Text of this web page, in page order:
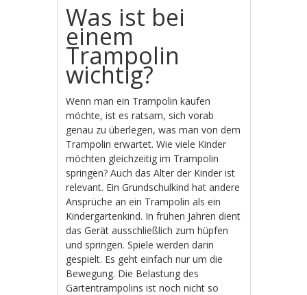
Was ist bei
einem
Trampolin
wichtig?
Wenn man ein Trampolin kaufen
möchte, ist es ratsam, sich vorab
genau zu überlegen, was man von dem
Trampolin erwartet. Wie viele Kinder
möchten gleichzeitig im Trampolin
springen? Auch das Alter der Kinder ist
relevant. Ein Grundschulkind hat andere
Ansprüche an ein Trampolin als ein
Kindergartenkind. In frühen Jahren dient
das Gerät ausschließlich zum hüpfen
und springen. Spiele werden darin
gespielt. Es geht einfach nur um die
Bewegung. Die Belastung des
Gartentrampolins ist noch nicht so